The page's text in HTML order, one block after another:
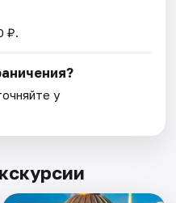
₽.
у